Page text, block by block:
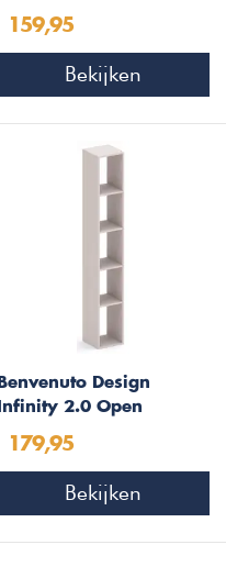
Cashmere
159,95
Bekijken
Benvenuto Design
Infinity 2.0 Open
179,95
Bekijken